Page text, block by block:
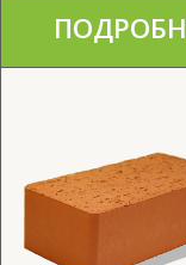
ПОДРОБНЕЕ
Кирпич керамический
рядовой полнотелый
утолщенный (1,4НФ)